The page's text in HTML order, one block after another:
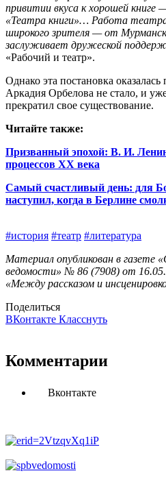
привитии вкуса к хорошей книге
«Театра книги»… Работа
широкого зрителя — от
заслуживает дружеской
«Рабочий и театр».
Однако эта постановка
Аркадия Орбелова не стало, и
прекратил свое существование.
Читайте также:
Призванный эпохой: В. И.
процессов ХХ века
Самый счастливый день: для
наступил, когда в Берлине
#история #театр #литература
Материал опубликован в газете
ведомости» № 86 (7908) от
«Между рассказом и
Поделиться
ВКонтакте Класснуть
Комментарии
Вконтакте